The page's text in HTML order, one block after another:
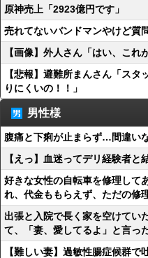
原神売上「2923億円です」
売れてないバンドマンやけど質
【画像】外人さん「はい、これ
【悲報】避難所まんさん「ス
りにくいの！！」
男性様
腹痛と下痢が止まらず…間違い
【えっ】血迷ってデリ経験者
好きな女性の自転車を修理して
れ、代金ももらえず、ただの修
出張と入院で長く家を空けてい
て、「妻、愛してるよ」と言っ
【難しい妻】過敏性腸症候群で